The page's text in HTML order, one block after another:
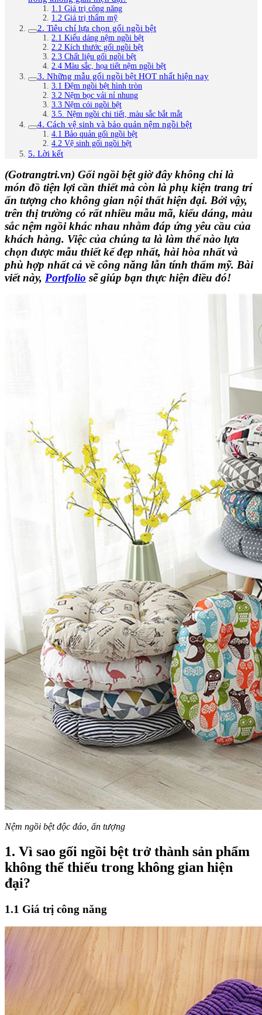
1.1 Giá trị công năng
1.2 Giá trị thẩm mỹ
2. Tiêu chí lựa chọn gối ngồi bệt
2.1 Kiểu dáng nệm ngồi bệt
2.2 Kích thước gối ngồi bệt
2.3 Chất liệu gối ngồi bệt
2.4 Màu sắc, họa tiết nệm ngồi bệt
3. Những mẫu gối ngồi bệt HOT nhất hiện nay
3.1 Đệm ngồi bệt hình tròn
3.2 Nệm bọc vải nỉ nhung
3.3 Nệm cói ngồi bệt
3.5. Nệm ngồi chi tiết, màu sắc bắt mắt
4. Cách vệ sinh và bảo quản nệm ngồi bệt
4.1 Bảo quản gối ngồi bệt
4.2 Vệ sinh gối ngồi bệt
5. Lời kết
(Gotrangtri.vn) Gối ngồi bệt giờ đây không chỉ là
món đồ tiện lợi cần thiết mà còn là phụ kiện trang trí
ấn tượng cho không gian nội thất hiện đại. Bởi vậy,
trên thị trường có rất nhiều mẫu mã, kiểu dáng, màu
sắc nệm ngồi khác nhau nhằm đáp ứng yêu cầu của
khách hàng. Việc của chúng ta là làm thế nào lựa
chọn được mẫu thiết kế đẹp nhất, hài hòa nhất và
phù hợp nhất cả về công năng lẫn tính thẩm mỹ. Bài
viết này, Portfolio sẽ giúp bạn thực hiện điều đó!
Nệm ngồi bệt độc đáo, ấn tượng
1. Vì sao gối ngồi bệt trở thành sản phẩm
không thể thiếu trong không gian hiện
đại?
1.1 Giá trị công năng